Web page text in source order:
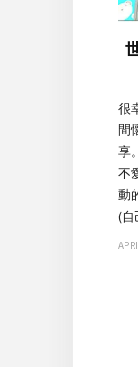
很
間
享
不
動
(自